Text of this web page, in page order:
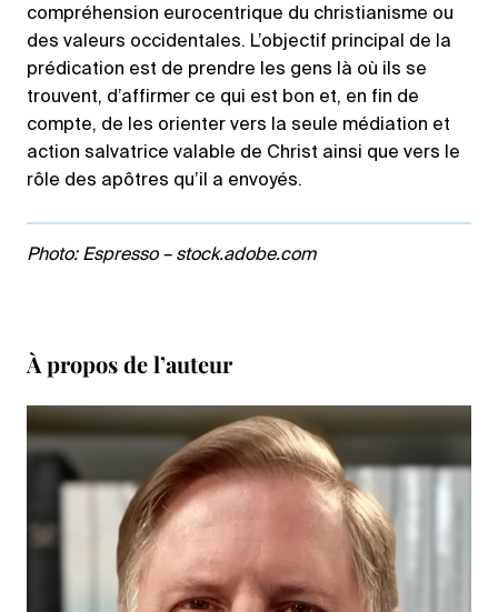
compréhension eurocentrique du christianisme ou
des valeurs occidentales. L’objectif principal de la
prédication est de prendre les gens là où ils se
trouvent, d’affirmer ce qui est bon et, en fin de
compte, de les orienter vers la seule médiation et
action salvatrice valable de Christ ainsi que vers le
rôle des apôtres qu’il a envoyés.
Photo: Espresso – stock.adobe.com
À propos de l’auteur